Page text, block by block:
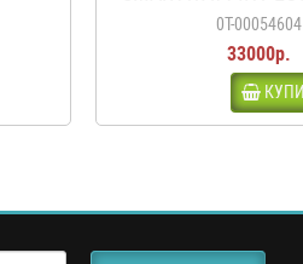
0Т-00054604
33000р.